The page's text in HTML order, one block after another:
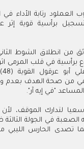
العملود رتابة الأداء
التسجيل برأسية قوية
انطلاق الشوط
برأسية في قلب المرمى
من صحة الهدف بعدم
"في إيه آر".
لتدارك الموقف،
في الجولة
تصدى الحارس